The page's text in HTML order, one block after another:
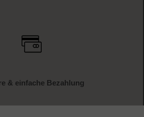
& einfache Bezahlung